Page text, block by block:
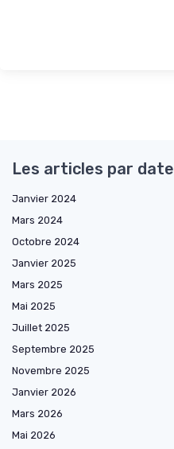
Les articles par date
Janvier 2024
Mars 2024
Octobre 2024
Janvier 2025
Mars 2025
Mai 2025
Juillet 2025
Septembre 2025
Novembre 2025
Janvier 2026
Mars 2026
Mai 2026